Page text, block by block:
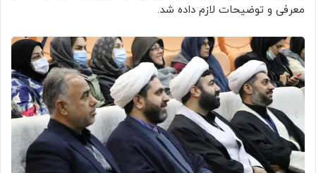
معرفی و توضیحات لازم داده شد.